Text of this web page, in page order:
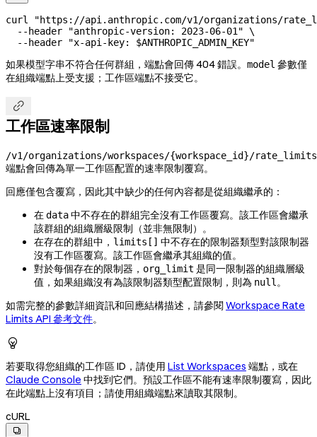
curl
"https://api.anthropic.com/v1/organizations/
  --header
"anthropic-version: 2023-06-01" \
  --header
"x-api-key: $ANTHROPIC_ADMIN_KEY"
如果模型字串不符合任何群組，端點會回傳 404 錯誤。 model 參數僅
在組織端點上受支援；工作區端點不接受它。

工作區速率限制
/v1/organizations/workspaces/{workspace_id}/rate_limits
端點會回傳為單一工作區配置的速率限制覆寫。
回應僅包含覆寫，因此其中缺少的任何內容都是從組織繼承的：
在data中不存在的群組完全沒有工作區覆寫。該工作區會繼承
該群組的組織層級限制（並非無限制）。
在存在的群組中， limits[] 中不存在的限制器類型對該限制器
沒有工作區覆寫。該工作區會繼承其組織的值。
對於每個存在的限制器， org_limit 是同一限制器的組織層級
值，如果組織沒有為該限制器類型配置限制，則為 null 。
如需完整的參數詳細資訊和回應結構描述，請參閱Workspace Rate
Limits API 參考文件。

若要取得您組織的工作區 ID，請使用 List Workspaces 端點，或在
Claude Console 中找到它們。預設工作區不能有速率限制覆寫，因此
在此端點上沒有項目；請使用組織端點來讀取其限制。
cURL
